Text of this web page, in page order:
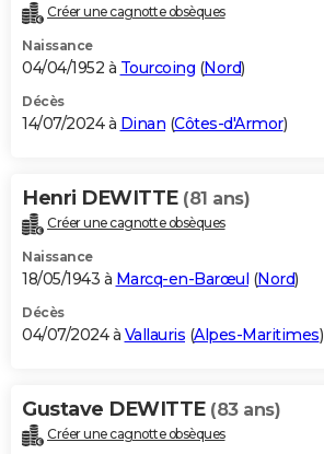
Créer une cagnotte obsèques
Naissance
04/04/1952 à Tourcoing (Nord)
Décès
14/07/2024 à Dinan (Côtes-d'Armor)
Henri DEWITTE (81 ans)
Créer une cagnotte obsèques
Naissance
18/05/1943 à Marcq-en-Barœul (Nord)
Décès
04/07/2024 à Vallauris (Alpes-Maritimes)
Gustave DEWITTE (83 ans)
Créer une cagnotte obsèques